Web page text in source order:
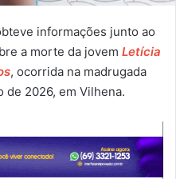
informações junto ao
a morte da jovem Letícia
, ocorrida na madrugada
de 2026, em Vilhena.